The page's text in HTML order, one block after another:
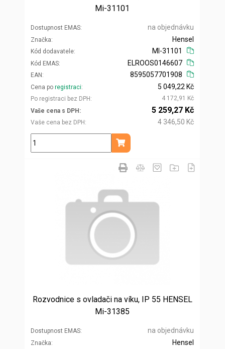
Mi-31101
Dostupnost EMAS na objednávku
Značka
Kód dodavatele
Hensel
MI-31101
Kód EMAS
EAN
ELROOS0146607
8595057701908
Cena po registraci
Po registraci bez DPH
5 049,22 Kč
4 172,91 Kč
Vaše cena s DPH
Vaše cena bez DPH
5 259,27 Kč
4 346,50 Kč
ks
Přidat do košíku
Rozvodnice s ovladači na víku, IP 55 HENSEL
Mi-31385
Dostupnost EMAS na objednávku
Značka
Hensel